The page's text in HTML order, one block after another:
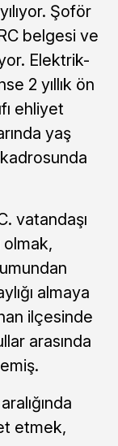
Şoför
belgesi ve
Elektrik-
2 yıllık ön
ehliyet
yaş
vatandaşı
almaya
ilçesinde
arasında
etmek,